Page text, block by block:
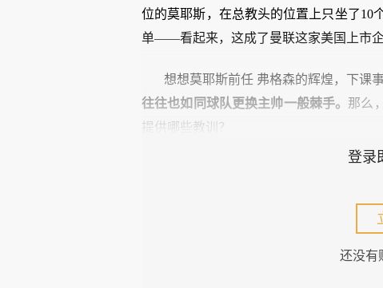
位的莫耶斯，在总教头的位置上只坐了10
单——看起来，这成了曼联这家美国上市企
想想莫耶斯前任 弗格森的辉煌，下课
往往也如同球队更换主帅一般棘手。 那么
提供哪些教训？
【若离/钛媒编译】从一开始，莫耶斯
登录
还没有